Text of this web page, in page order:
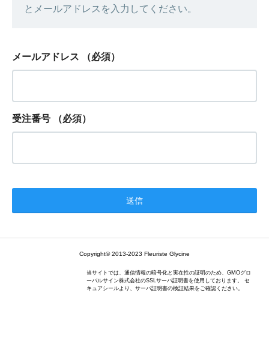
とメールアドレスを入力してください。
メールアドレス （必須）
受注番号 （必須）
Copyright© 2013-2023 Fleuriste Glycine
当サイトでは、通信情報の暗号化と実在性の証明のため、GMOグロ
ーバルサイン株式会社のSSLサーバ証明書を使用しております。 セ
キュアシールより、サーバ証明書の検証結果をご確認ください。